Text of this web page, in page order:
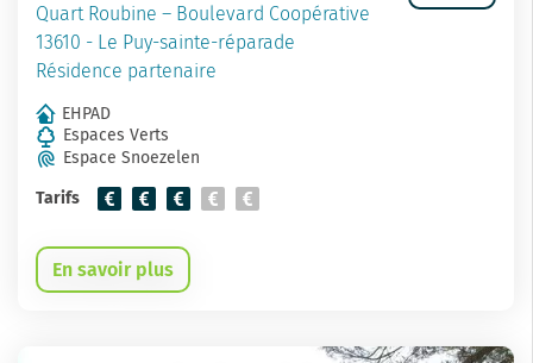
Quart Roubine – Boulevard Coopérative
13610 - Le Puy-sainte-réparade
Résidence partenaire
EHPAD
Espaces Verts
Espace Snoezelen
Tarifs
En savoir plus